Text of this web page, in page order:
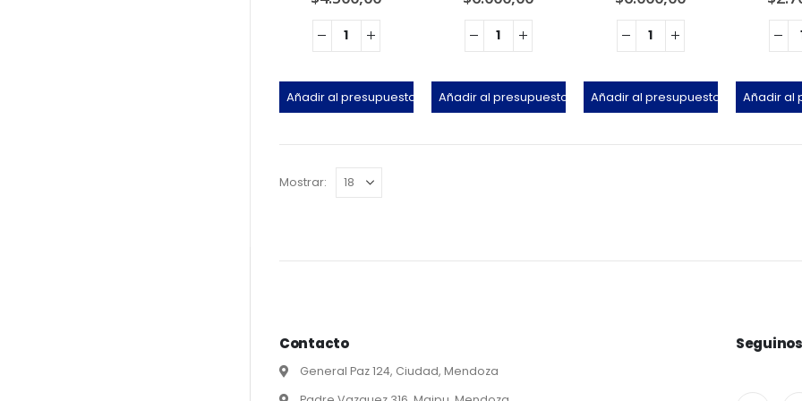
Añadir al presupuesto Añadir al presupuesto Añadir al presupuesto Añadir al
Mostrar:
Contacto
General Paz 124, Ciudad, Mendoza
Seguinos